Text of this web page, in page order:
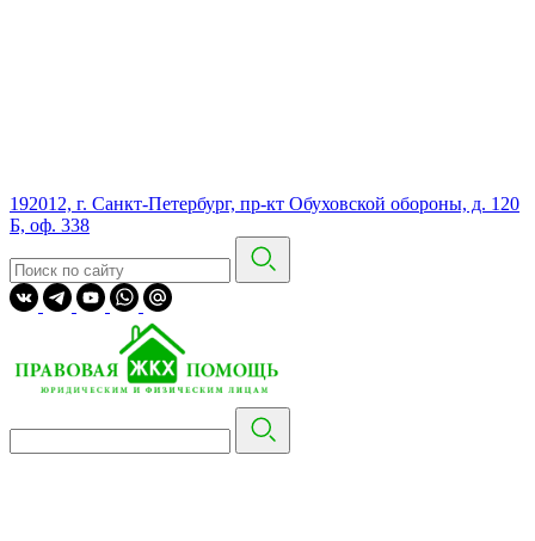
192012, г. Санкт-Петербург, пр-кт Обуховской обороны, д. 120
Б, оф. 338